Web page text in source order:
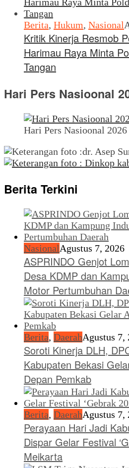
Berita, Hukum, Nasional
Kritik Kinerja Resmob
Harimau Raya Minta
Tangan
Hari Pers Nasioonal
Hari Pers Nasioonal 2026
Berita Terkini
NasionalAgustus 7, 2026
ASPRINDO Genjot
Desa KDMP dan
Motor Pertumbuhan
Berita, DaerahAgustus 7,
Soroti Kinerja DLH,
Kabupaten Bekasi
Depan Pemkab
Berita, DaerahAgustus 7,
Perayaan Hari Jadi
Dispar Gelar Festival
Meikarta